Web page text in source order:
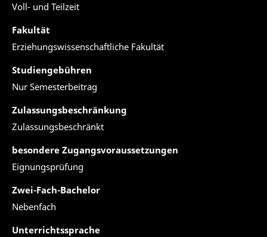
Voll- und Teilzeit
Fakultät
Erziehungswissenschaftliche Fakultät
Studiengebühren
Nur Semesterbeitrag
Zulassungsbeschränkung
Zulassungsbeschränkt
besondere Zugangsvoraussetzungen
Eignungsprüfung
Zwei-Fach-Bachelor
Nebenfach
Unterrichtssprache